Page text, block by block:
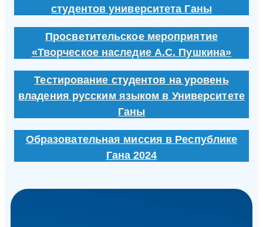
студентов университета Ганы
Просветительское мероприятие
«Творческое наследие А.С. Пушкина»
Тестирование студентов на уровень
владения русским языком в Университете
Ганы
Образовательная миссия в Республике
Гана 2024